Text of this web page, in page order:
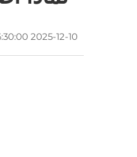
2025-12-10 16:30:00